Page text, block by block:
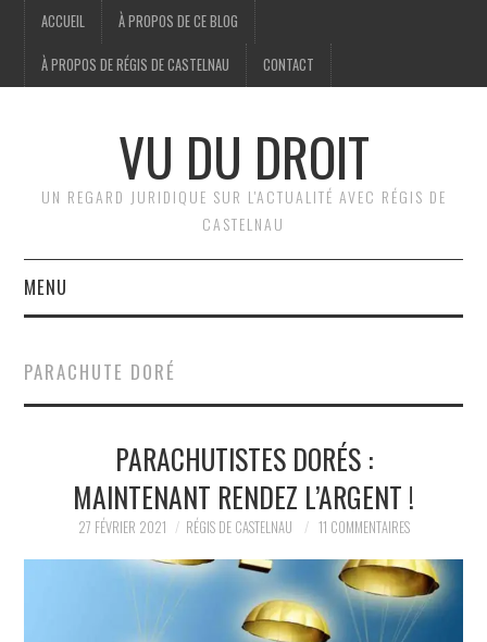
ACCUEIL À PROPOS DE CE BLOG
À PROPOS DE RÉGIS DE CASTELNAU CONTACT
VU DU DROIT
UN REGARD JURIDIQUE SUR L'ACTUALITÉ AVEC RÉGIS DE
CASTELNAU
MENU
BRÈVES
JURIDIQUE
POLITIQUE
HISTOIRE
PARACHUTE DORÉ
PARACHUTISTES DORÉS :
MAINTENANT RENDEZ L’ARGENT !
27 FÉVRIER 2021 RÉGIS DE CASTELNAU 11 COMMENTAIRES